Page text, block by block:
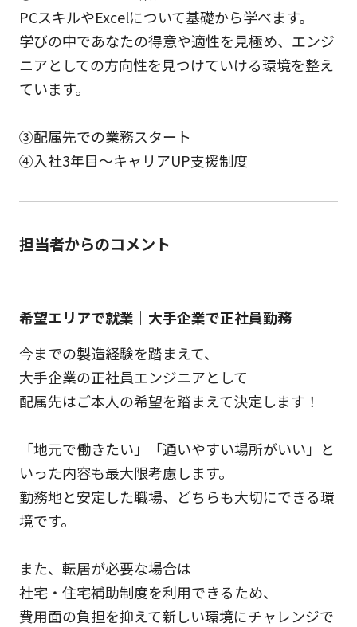
PCスキルやExcelについて基礎から学べます。
学びの中であなたの得意や適性を見極め、エンジ
ニアとしての方向性を見つけていける環境を整え
ています。
③配属先での業務スタート
④入社3年目～キャリアUP支援制度
担当者からのコメント
希望エリアで就業｜大手企業で正社員勤務
今までの製造経験を踏まえて、
大手企業の正社員エンジニアとして
配属先はご本人の希望を踏まえて決定します！
「地元で働きたい」「通いやすい場所がいい」と
いった内容も最大限考慮します。
勤務地と安定した職場、どちらも大切にできる環
境です。
また、転居が必要な場合は
社宅・住宅補助制度を利用できるため、
費用面の負担を抑えて新しい環境にチャレンジで